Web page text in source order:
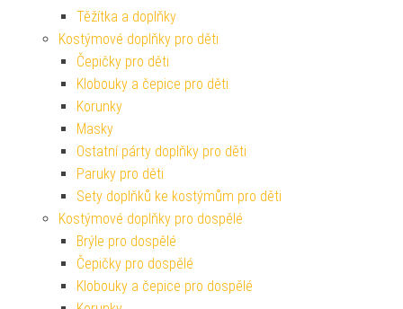
Těžítka a doplňky
Kostýmové doplňky pro děti
Čepičky pro děti
Klobouky a čepice pro děti
Korunky
Masky
Ostatní párty doplňky pro děti
Paruky pro děti
Sety doplňků ke kostýmům pro děti
Kostýmové doplňky pro dospělé
Brýle pro dospělé
Čepičky pro dospělé
Klobouky a čepice pro dospělé